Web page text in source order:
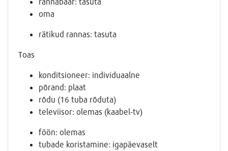
oma
rätikud rannas: tasuta
Toas
konditsioneer: individuaalne
põrand: plaat
rõdu (16 tuba rõduta)
televiisor: olemas (kaabel-tv)
föön: olemas
tubade koristamine: igapäevaselt